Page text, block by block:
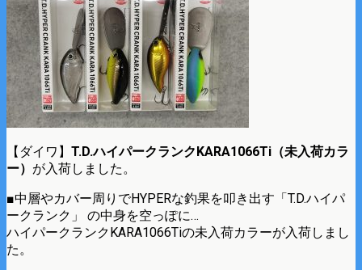
【ダイワ】 T.D.ハイパークランクKARA1066Ti（未入荷カラ
ー） が入荷しました。
■中層やカバー周りでHYPERな釣果を叩き出す「T.D.ハイパ
ークランク」 の中身を空っぽに…
ハイパークランクKARA1066Tiの未入荷カラーが入荷しまし
た。